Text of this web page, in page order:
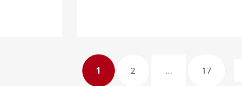
PAGE
1 PAGE
2 … PAGE
17